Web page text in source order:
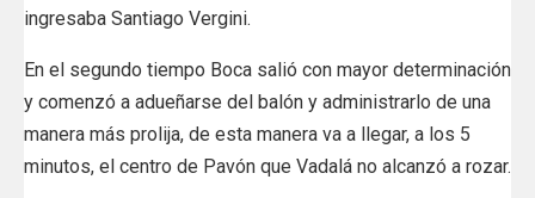
ingresaba Santiago Vergini.
En el segundo tiempo Boca salió con mayor determinación
y comenzó a adueñarse del balón y administrarlo de una
manera más prolija, de esta manera va a llegar, a los 5
minutos, el centro de Pavón que Vadalá no alcanzó a rozar.